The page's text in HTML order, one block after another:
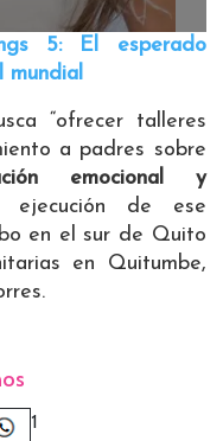
5: El esperado
mundial
“ofrecer talleres
a padres sobre
emocional y
de ese
en el sur de Quito
en Quitumbe,
1